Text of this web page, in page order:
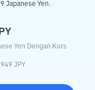
Japanese Yen.
Yen Dengan Kurs
JPY